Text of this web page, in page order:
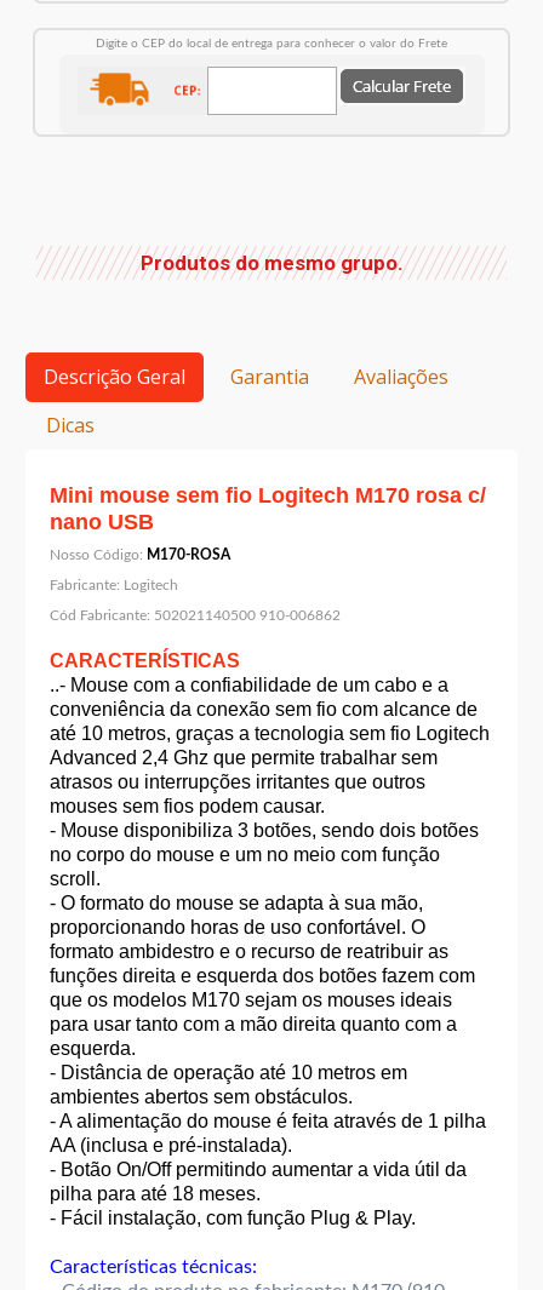
Digite o CEP do local de entrega para conhecer o valor do Frete
Produtos do mesmo grupo.
Descrição Geral Garantia
Avaliações
Dicas
Mini mouse sem fio Logitech M170 rosa c/
nano USB
Nosso Código: M170-ROSA
Fabricante: Logitech
Cód Fabricante: 502021140500 910-006862
CARACTERÍSTICAS
..- Mouse com a confiabilidade de um cabo e a
conveniência da conexão sem fio com alcance de
até 10 metros, graças a tecnologia sem fio Logitech
Advanced 2,4 Ghz que permite trabalhar sem
atrasos ou interrupções irritantes que outros
mouses sem fios podem causar.
- Mouse disponibiliza 3 botões, sendo dois botões
no corpo do mouse e um no meio com função
scroll.
- O formato do mouse se adapta à sua mão,
proporcionando horas de uso confortável. O
formato ambidestro e o recurso de reatribuir as
funções direita e esquerda dos botões fazem com
que os modelos M170 sejam os mouses ideais
para usar tanto com a mão direita quanto com a
esquerda.
- Distância de operação até 10 metros em
ambientes abertos sem obstáculos.
- A alimentação do mouse é feita através de 1 pilha
AA (inclusa e pré-instalada).
- Botão On/Off permitindo aumentar a vida útil da
pilha para até 18 meses.
- Fácil instalação, com função Plug & Play.
Características técnicas: